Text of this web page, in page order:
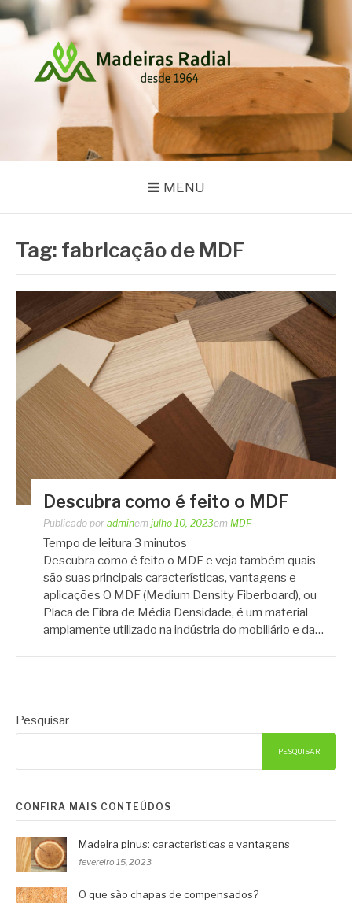
Pular
para
conteúdo
MADEIRAS RADIAL
MENU
Tag: fabricação de MDF
Descubra como é feito o MDF
Publicado por adminem julho 10, 2023em MDF
Tempo de leitura 3 minutos
Descubra como é feito o MDF e veja também quais
são suas principais características, vantagens e
aplicações O MDF (Medium Density Fiberboard), ou
Placa de Fibra de Média Densidade, é um material
amplamente utilizado na indústria do mobiliário e da…
Pesquisar
PESQUISAR
CONFIRA MAIS CONTEÚDOS
Madeira pinus: características e vantagens
fevereiro 15, 2023
O que são chapas de compensados?